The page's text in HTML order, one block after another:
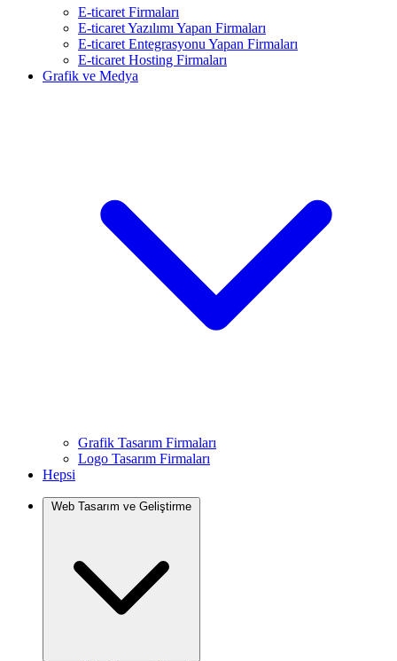
E-ticaret Firmaları
E-ticaret Yazılımı Yapan Firmaları
E-ticaret Entegrasyonu Yapan Firmaları
E-ticaret Hosting Firmaları
Grafik ve Medya
Grafik Tasarım Firmaları
Logo Tasarım Firmaları
Hepsi
Web Tasarım ve Geliştirme